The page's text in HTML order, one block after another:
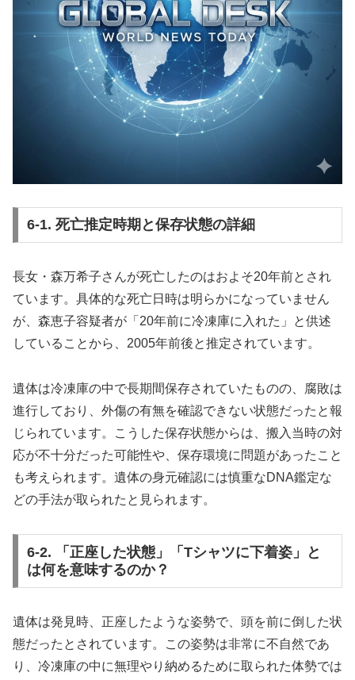
6-1. 死亡推定時期と保存状態の詳細
長女・森万希子さんが死亡したのはおよそ20年前とされ
ています。具体的な死亡日時は明らかになっていません
が、森恵子容疑者が「20年前に冷凍庫に入れた」と供述
していることから、2005年前後と推定されています。
遺体は冷凍庫の中で長期間保存されていたものの、腐敗は
進行しており、外傷の有無を確認できない状態だったと報
じられています。こうした保存状態からは、搬入当時の対
応が不十分だった可能性や、保存環境に問題があったこと
も考えられます。遺体の身元確認には慎重なDNA鑑定な
どの手法が取られたと見られます。
6-2. 「正座した状態」「Tシャツに下着姿」と
は何を意味するのか？
遺体は発見時、正座したような姿勢で、頭を前に倒した状
態だったとされています。この姿勢は非常に不自然であ
り、冷凍庫の中に無理やり納めるために取られた体勢では